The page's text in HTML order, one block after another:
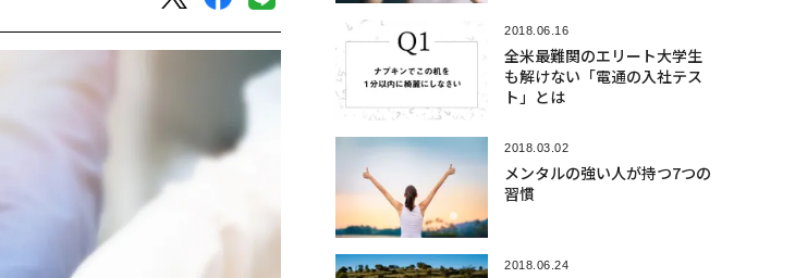
2018.06.16
全米最難関のエリート大学生
も解けない「電通の入社テス
ト」とは
2018.03.02
メンタルの強い人が持つ7つの
習慣
2018.06.24